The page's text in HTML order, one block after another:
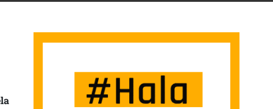
SINADURA BILKETA ABIATU DU PALESTINAREKIN ELKARTASUNAK